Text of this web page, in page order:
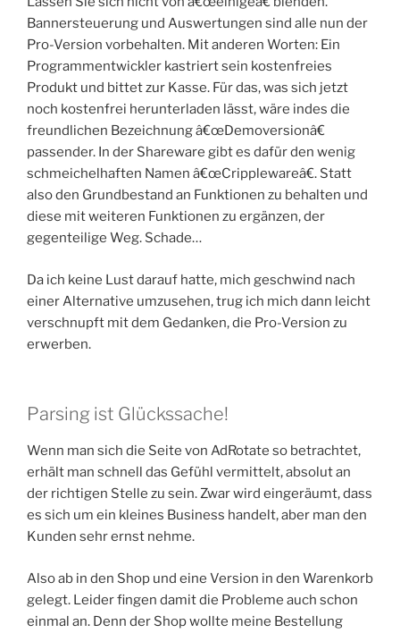
Bannersteuerung und Auswertungen sind alle nun der
Pro-Version vorbehalten. Mit anderen Worten: Ein
Programmentwickler kastriert sein kostenfreies
Produkt und bittet zur Kasse. Für das, was sich jetzt
noch kostenfrei herunterladen lässt, wäre indes die
freundlichen Bezeichnung â€œDemoversionâ€
passender. In der Shareware gibt es dafür den wenig
schmeichelhaften Namen â€œCripplewareâ€. Statt
also den Grundbestand an Funktionen zu behalten und
diese mit weiteren Funktionen zu ergänzen, der
gegenteilige Weg. Schade…
Da ich keine Lust darauf hatte, mich geschwind nach
einer Alternative umzusehen, trug ich mich dann leicht
verschnupft mit dem Gedanken, die Pro-Version zu
erwerben.
Parsing ist Glückssache!
Wenn man sich die Seite von AdRotate so betrachtet,
erhält man schnell das Gefühl vermittelt, absolut an
der richtigen Stelle zu sein. Zwar wird eingeräumt, dass
es sich um ein kleines Business handelt, aber man den
Kunden sehr ernst nehme.
Also ab in den Shop und eine Version in den Warenkorb
gelegt. Leider fingen damit die Probleme auch schon
einmal an. Denn der Shop wollte meine Bestellung